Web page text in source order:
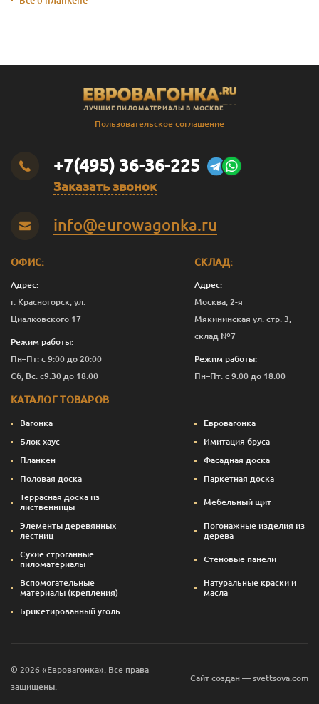
ЛУЧШИЕ ПИЛОМАТЕРИАЛЫ В МОСКВЕ
Пользовательское соглашение
+7(495) 36-36-225
Заказать звонок
info@eurowagonka.ru
ОФИС:
Адрес:
г. Красногорск, ул.
Циалковского 17
Режим работы:
Пн–Пт: с 9:00 до 20:00
Сб, Вс: с9:30 до 18:00
СКЛАД:
Адрес:
Москва, 2-я
Мякининская ул. стр. 3,
склад №7
Режим работы:
Пн–Пт: с 9:00 до 18:00
КАТАЛОГ ТОВАРОВ
Вагонка
Евровагонка
Блок хаус
Имитация бруса
Планкен
Фасадная доска
Половая доска
Паркетная доска
Террасная доска из
лиственницы
Мебельный щит
Элементы деревянных
лестниц
Погонажные изделия из
дерева
Сухие строганные
пиломатериалы
Стеновые панели
Вспомогательные
материалы (крепления)
Натуральные краски и
масла
Брикетированный уголь
© 2026 «Евровагонка». Все права
защищены.
Сайт создан — svettsova.com